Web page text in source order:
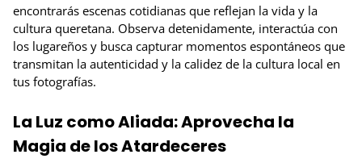
encontrarás escenas cotidianas que reflejan la vida y la
cultura queretana. Observa detenidamente, interactúa con
los lugareños y busca capturar momentos espontáneos que
transmitan la autenticidad y la calidez de la cultura local en
tus fotografías.
La Luz como Aliada: Aprovecha la
Magia de los Atardeceres